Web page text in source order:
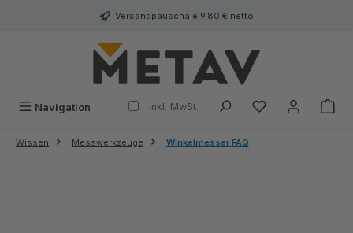
Versandpauschale 9,80 € netto
Navigation inkl. MwSt.
Wissen Messwerkzeuge Winkelmesser FAQ